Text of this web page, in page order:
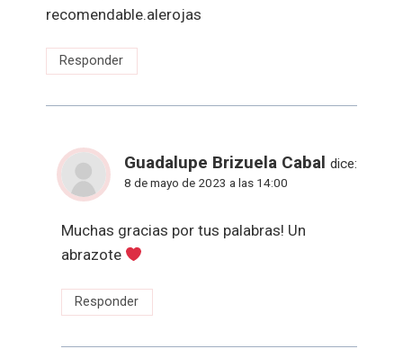
recomendable.alerojas
Responder
Guadalupe Brizuela Cabal dice:
8 de mayo de 2023 a las 14:00
Muchas gracias por tus palabras! Un
abrazote
Responder